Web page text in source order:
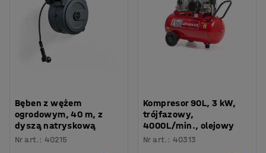
Bęben z wężem
ogrodowym, 40 m, z
dyszą natryskową
Nr art. : 40215
Kompresor 90L, 3 kW,
trójfazowy,
4000L/min., olejowy
Nr art. : 40313